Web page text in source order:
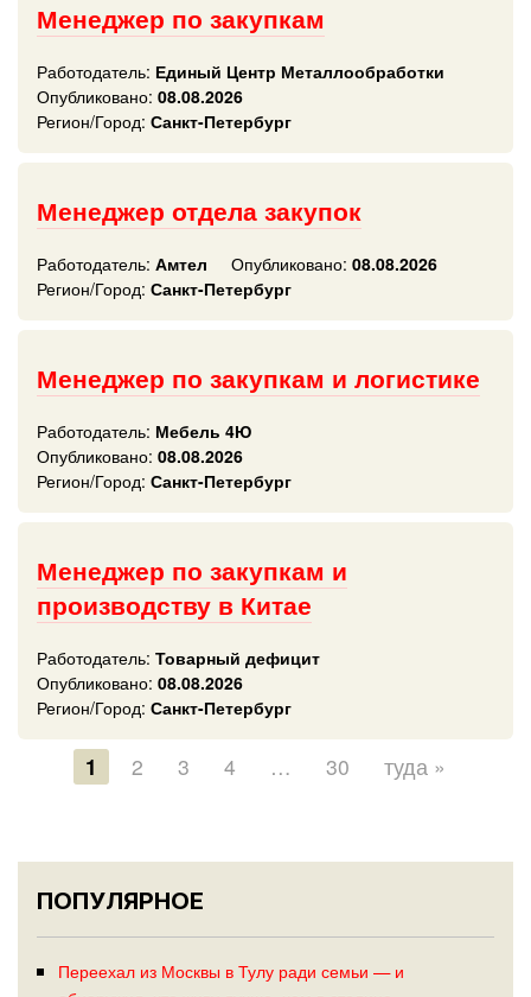
Менеджер по закупкам
Работодатель: Единый Центр Металлообработки
Опубликовано: 08.08.2026
Регион/Город: Санкт-Петербург
Менеджер отдела закупок
Работодатель: Амтел Опубликовано: 08.08.2026
Регион/Город: Санкт-Петербург
Менеджер по закупкам и логистике
Работодатель: Мебель 4Ю
Опубликовано: 08.08.2026
Регион/Город: Санкт-Петербург
Менеджер по закупкам и
производству в Китае
Работодатель: Товарный дефицит
Опубликовано: 08.08.2026
Регион/Город: Санкт-Петербург
1 2 3 4 … 30 туда »
ПОПУЛЯРНОЕ
Переехал из Москвы в Тулу ради семьи — и